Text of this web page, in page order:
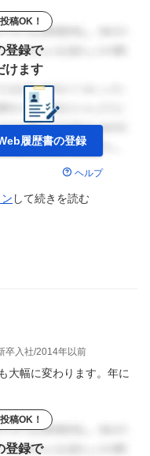
稿OK！
登録で
けます
履歴書の登録
ヘルプ
して続きを読む
卒入社 2014年以前
大幅に変わります。年に
稿OK！
登録で